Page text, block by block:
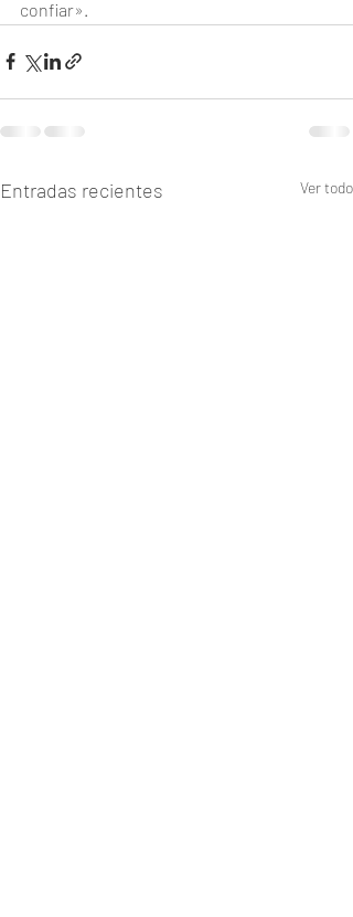
confiar».
Entradas recientes Ver todo